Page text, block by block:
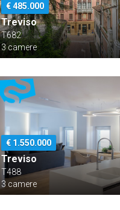
€ 485.000
Treviso
T682
3 camere
€ 1.550.000
Treviso
T488
3 camere